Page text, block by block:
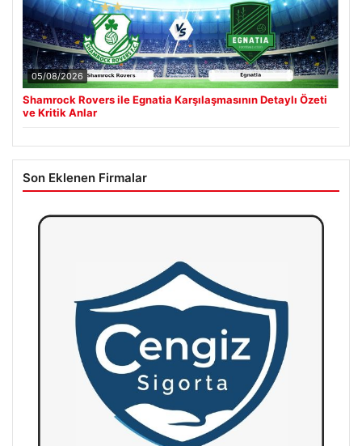
05/08/2026
Shamrock Rovers ile Egnatia Karşılaşmasının Detaylı Özeti
ve Kritik Anlar
Son Eklenen Firmalar